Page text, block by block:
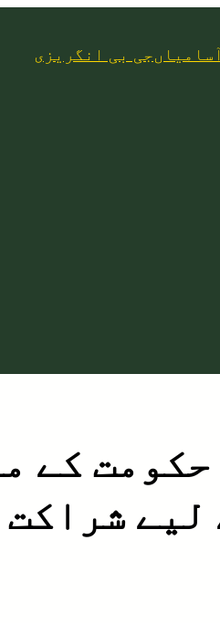
آسامیاںجی بی انگریزی
کے
شراکت